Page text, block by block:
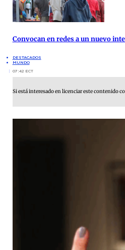
Convocan en redes a un nuevo
DESTACADOS
MUNDO
07:42 ECT
Si está interesado en licenciar este contenido